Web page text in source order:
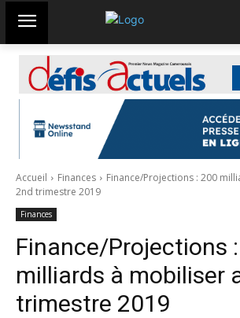
Accueil Finances
Finance/Projections : 200
2nd trimestre 2019
Finances
Finance/Projections
milliards à mobiliser
trimestre 2019